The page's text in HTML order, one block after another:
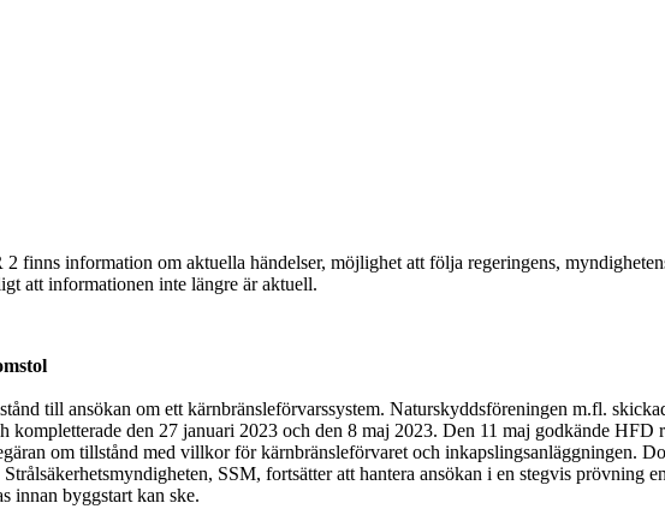
finns information om aktuella händelser, möjlighet att följa regeringens,
att informationen inte längre är aktuell.
till ansökan om ett kärnbränsleförvarssystem. Naturskyddsföreningen m.fl.
den 27 januari 2023 och den 8 maj 2023. Den 11 maj godkände
om tillstånd med villkor för kärnbränsleförvaret och inkapslingsanläggningen.
SSM, fortsätter att hantera ansökan i en stegvis prövning
innan byggstart kan ske.